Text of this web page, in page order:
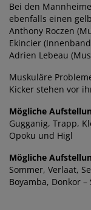
Bei den
ebenfalls einen
Anthony Roczen
Ekincier
Adrien Lebeau
Muskuläre
Kicker stehen vor
Mögliche
Gugganig, Trapp,
Opoku und Higl
Mögliche
Sommer, Verlaat,
Boyamba, Donkor –